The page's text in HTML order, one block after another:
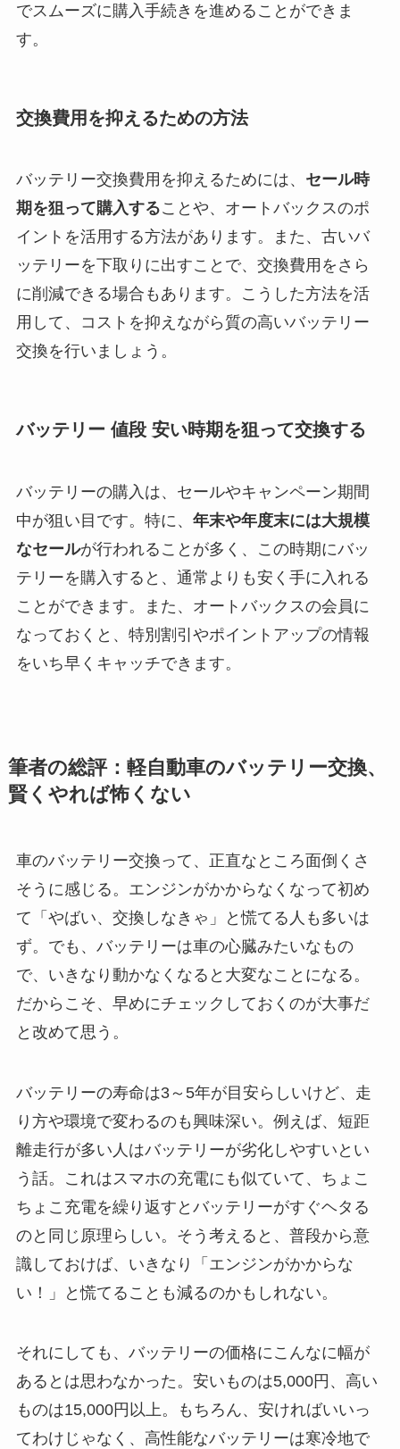
でスムーズに購入手続きを進めることができま
す。
交換費用を抑えるための方法
バッテリー交換費用を抑えるためには、 セール時
期を狙って購入することや、オートバックスのポ
イントを活用する方法があります。また、古いバ
ッテリーを下取りに出すことで、交換費用をさら
に削減できる場合もあります。こうした方法を活
用して、コストを抑えながら質の高いバッテリー
交換を行いましょう。
バッテリー 値段 安い時期を狙って交換する
バッテリーの購入は、セールやキャンペーン期間
中が狙い目です。特に、 年末や年度末には大規模
なセールが行われることが多く、この時期にバッ
テリーを購入すると、通常よりも安く手に入れる
ことができます。また、オートバックスの会員に
なっておくと、特別割引やポイントアップの情報
をいち早くキャッチできます。
筆者の総評：軽自動車のバッテリー交換、
賢くやれば怖くない
車のバッテリー交換って、正直なところ面倒くさ
そうに感じる。エンジンがかからなくなって初め
て「やばい、交換しなきゃ」と慌てる人も多いは
ず。でも、バッテリーは車の心臓みたいなもの
で、いきなり動かなくなると大変なことになる。
だからこそ、早めにチェックしておくのが大事だ
と改めて思う。
バッテリーの寿命は3～5年が目安らしいけど、走
り方や環境で変わるのも興味深い。例えば、短距
離走行が多い人はバッテリーが劣化しやすいとい
う話。これはスマホの充電にも似ていて、ちょこ
ちょこ充電を繰り返すとバッテリーがすぐヘタる
のと同じ原理らしい。そう考えると、普段から意
識しておけば、いきなり「エンジンがかからな
い！」と慌てることも減るのかもしれない。
それにしても、バッテリーの価格にこんなに幅が
あるとは思わなかった。安いものは5,000円、高い
ものは15,000円以上。もちろん、安ければいいっ
てわけじゃなく、高性能なバッテリーは寒冷地で